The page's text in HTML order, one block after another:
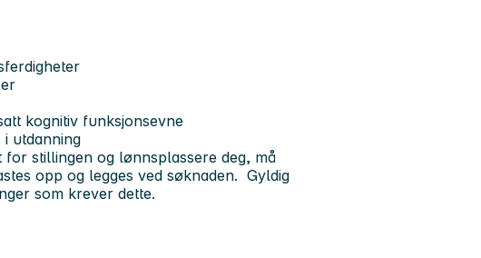
kognitiv funksjonsevne
utdanning
stillingen og lønnsplassere deg, må
opp og legges ved søknaden. Gyldig
som krever dette.